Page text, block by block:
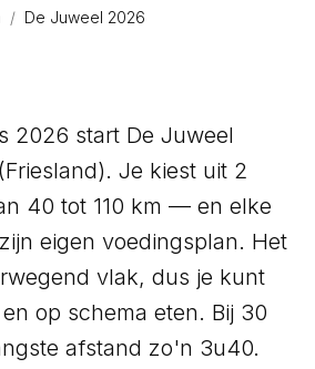
/ De Juweel 2026
2026 start De Juweel
Je kiest uit 2
40 tot 110 km — en elke
eigen voedingsplan. Het
vlak, dus je kunt
op schema eten. Bij 30
afstand zo'n 3u40.